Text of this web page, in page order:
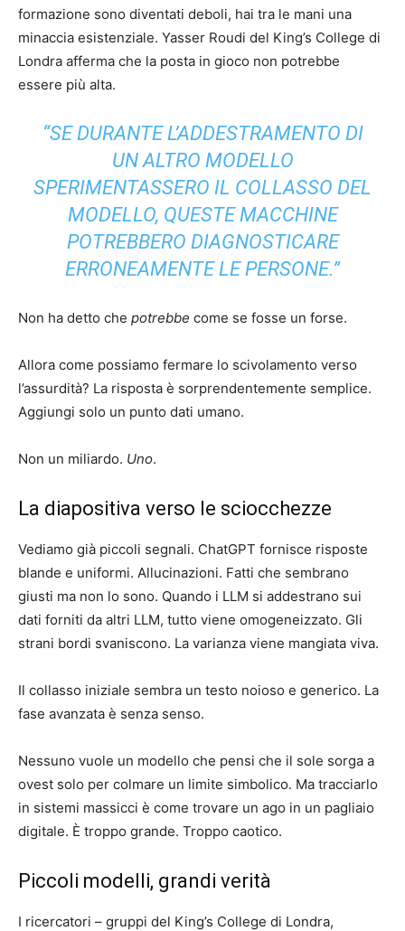
formazione sono diventati deboli, hai tra le mani una
minaccia esistenziale. Yasser Roudi del King’s College di
Londra afferma che la posta in gioco non potrebbe
essere più alta.
“SE DURANTE L’ADDESTRAMENTO DI
UN ALTRO MODELLO
SPERIMENTASSERO IL COLLASSO DEL
MODELLO, QUESTE MACCHINE
POTREBBERO DIAGNOSTICARE
ERRONEAMENTE LE PERSONE.”
Non ha detto che potrebbe come se fosse un forse.
Allora come possiamo fermare lo scivolamento verso
l’assurdità? La risposta è sorprendentemente semplice.
Aggiungi solo un punto dati umano.
Non un miliardo. Uno.
La diapositiva verso le sciocchezze
Vediamo già piccoli segnali. ChatGPT fornisce risposte
blande e uniformi. Allucinazioni. Fatti che sembrano
giusti ma non lo sono. Quando i LLM si addestrano sui
dati forniti da altri LLM, tutto viene omogeneizzato. Gli
strani bordi svaniscono. La varianza viene mangiata viva.
Il collasso iniziale sembra un testo noioso e generico. La
fase avanzata è senza senso.
Nessuno vuole un modello che pensi che il sole sorga a
ovest solo per colmare un limite simbolico. Ma tracciarlo
in sistemi massicci è come trovare un ago in un pagliaio
digitale. È troppo grande. Troppo caotico.
Piccoli modelli, grandi verità
I ricercatori – gruppi del King’s College di Londra,